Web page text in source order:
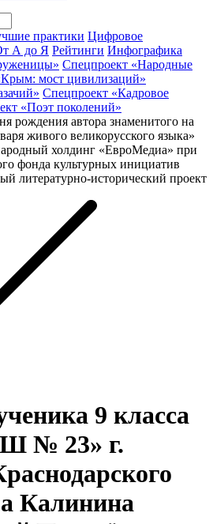
практики Цифровое
А до Я Рейтинги Инфографика
Спецпроект «Народные
мост цивилизаций»
Спецпроект «Кадровое
«Поэт поколений»
9 класса
№ 23» г.
Калинина